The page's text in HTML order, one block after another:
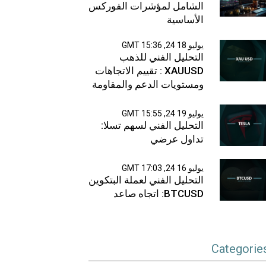
الشامل لمؤشرات الفوركس
الأساسية
يوليو 18 24, 15:36 GMT
التحليل الفني للذهب
XAUUSD : تقييم الاتجاهات
ومستويات الدعم والمقاومة
يوليو 19 24, 15:55 GMT
التحليل الفني لسهم تسلا:
تداول عرضي
يوليو 16 24, 17:03 GMT
التحليل الفني لعملة البتكوين
BTCUSD: اتجاه صاعد